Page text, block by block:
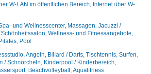
W-LAN im öffentlichen Bereich, Internet über W-
und Wellnesscenter, Massagen, Jacuzzi /
Wellness- und Fitnessangebote,
Pool
Angeln, Billard / Darts, Tischtennis, Surfen,
/ Schnorcheln, Kinderpool / Kinderbereich,
Beachvolleyball, Aquafitness